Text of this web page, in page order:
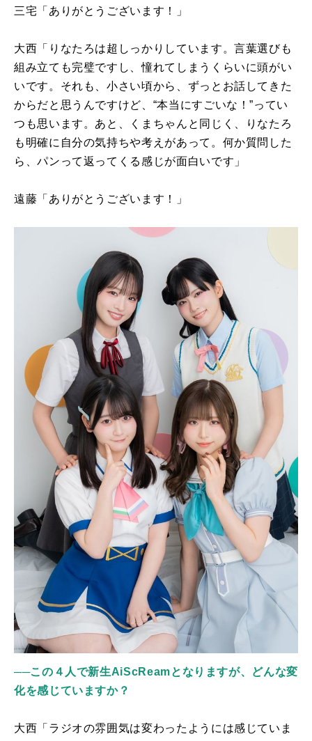
三宅「ありがとうございます！」
大西「りなたろは超しっかりしています。言葉選びも
組み立ても完璧ですし、憧れてしまうくらいに頭がい
いです。それも、小さい頃から、ずっとお話してきた
からだと思うんですけど、“本当にすごいな！”ってい
つも思います。あと、くまちゃんと同じく、りなたろ
も明確に自分の気持ちや考えがあって。何か質問した
ら、パンって返ってくる感じが面白いです」
遠藤「ありがとうございます！」
──この４人で新生AiScReamとなりますが、どんな変
化を感じていますか？
大西「ラジオの雰囲気は変わったようには感じていま